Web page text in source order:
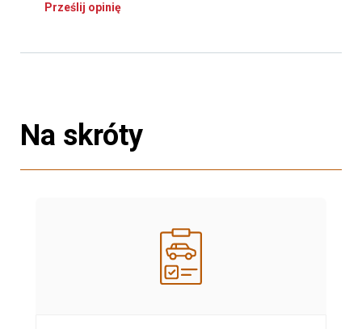
Prześlij opinię
Na skróty